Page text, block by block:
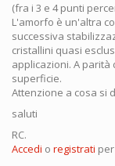
(fra i 3 e 4 punti
L'amorfo è un'altra
successiva
cristallini quasi
applicazioni. A parità
superficie.
Attenzione a cosa si
saluti
RC.
Accedi o registrati